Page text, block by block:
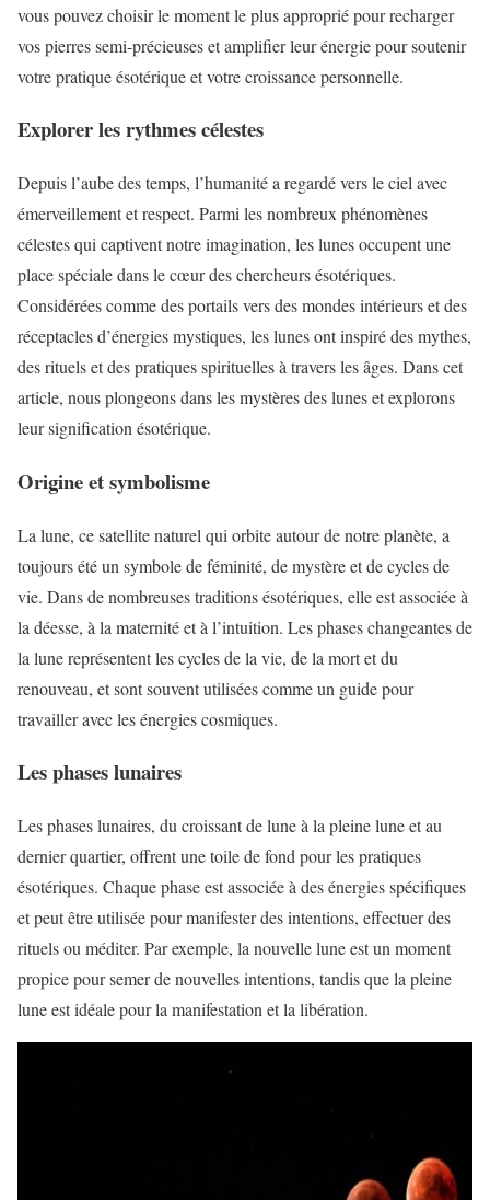
vous pouvez choisir le moment le plus approprié pour recharger
vos pierres semi-précieuses et amplifier leur énergie pour soutenir
votre pratique ésotérique et votre croissance personnelle.
Explorer les rythmes célestes
Depuis l’aube des temps, l’humanité a regardé vers le ciel avec
émerveillement et respect. Parmi les nombreux phénomènes
célestes qui captivent notre imagination, les lunes occupent une
place spéciale dans le cœur des chercheurs ésotériques.
Considérées comme des portails vers des mondes intérieurs et des
réceptacles d’énergies mystiques, les lunes ont inspiré des mythes,
des rituels et des pratiques spirituelles à travers les âges. Dans cet
article, nous plongeons dans les mystères des lunes et explorons
leur signification ésotérique.
Origine et symbolisme
La lune, ce satellite naturel qui orbite autour de notre planète, a
toujours été un symbole de féminité, de mystère et de cycles de
vie. Dans de nombreuses traditions ésotériques, elle est associée à
la déesse, à la maternité et à l’intuition. Les phases changeantes de
la lune représentent les cycles de la vie, de la mort et du
renouveau, et sont souvent utilisées comme un guide pour
travailler avec les énergies cosmiques.
Les phases lunaires
Les phases lunaires, du croissant de lune à la pleine lune et au
dernier quartier, offrent une toile de fond pour les pratiques
ésotériques. Chaque phase est associée à des énergies spécifiques
et peut être utilisée pour manifester des intentions, effectuer des
rituels ou méditer. Par exemple, la nouvelle lune est un moment
propice pour semer de nouvelles intentions, tandis que la pleine
lune est idéale pour la manifestation et la libération.